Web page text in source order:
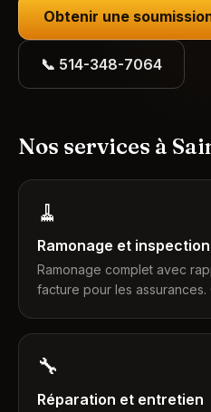
Obtenir une
📞 514-348-7064
Nos services à
🧹
Ramonage et inspection
Ramonage complet avec
facture pour les assurances.
🔧
Réparation et entretien